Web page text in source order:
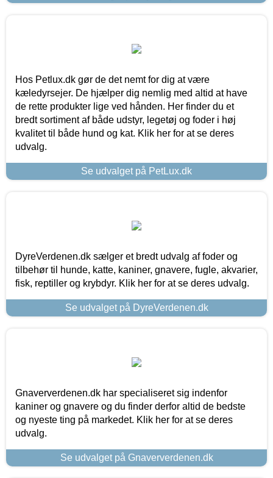
Hos Petlux.dk gør de det nemt for dig at være
kæledyrsejer. De hjælper dig nemlig med altid at have
de rette produkter lige ved hånden. Her finder du et
bredt sortiment af både udstyr, legetøj og foder i høj
kvalitet til både hund og kat. Klik her for at se deres
udvalg.
Se udvalget på PetLux.dk
DyreVerdenen.dk sælger et bredt udvalg af foder og
tilbehør til hunde, katte, kaniner, gnavere, fugle, akvarier,
fisk, reptiller og krybdyr. Klik her for at se deres udvalg.
Se udvalget på DyreVerdenen.dk
Gnaververdenen.dk har specialiseret sig indenfor
kaniner og gnavere og du finder derfor altid de bedste
og nyeste ting på markedet. Klik her for at se deres
udvalg.
Se udvalget på Gnaververdenen.dk